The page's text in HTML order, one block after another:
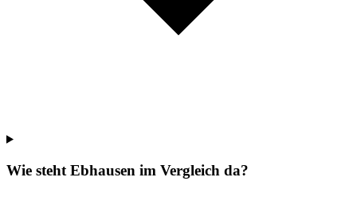
Wie steht Ebhausen im Vergleich da?